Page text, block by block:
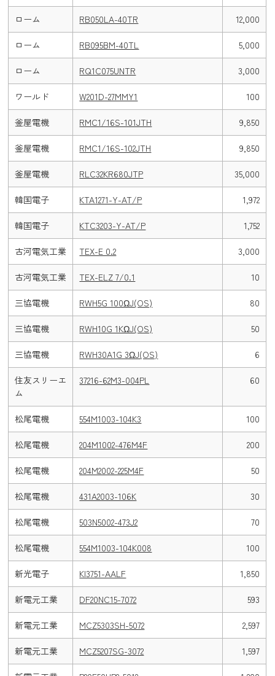
ローム RB050LA-40TR 12,000
ローム RB095BM-40TL 5,000
ローム RQ1C075UNTR 3,000
ワールド W201D-27MMY1 100
釜屋電機 RMC1/16S-101JTH 9,850
釜屋電機 RMC1/16S-102JTH 9,850
釜屋電機 RLC32KR680JTP 35,000
韓国電子 KTA1271-Y-AT/P 1,972
韓国電子 KTC3203-Y-AT/P 1,752
古河電気工業 TEX-E 0.2 3,000
古河電気工業 TEX-ELZ 7/0.1 10
三協電機 RWH5G 100ΩJ(OS) 80
三協電機 RWH10G 1KΩJ(OS) 50
三協電機 RWH30A1G 3ΩJ(OS) 6
住友スリーエ
ム
37216-62M3-004PL 60
松尾電機 554M1003-104K3 100
松尾電機 204M1002-476M4F 200
松尾電機 204M2002-225M4F 50
松尾電機 431A2003-106K 30
松尾電機 503N5002-473J2 70
松尾電機 554M1003-104K008 100
新光電子 KI3751-AALF 1,850
新電元工業 DF20NC15-7072 593
新電元工業 MCZ5303SH-5072 2,597
新電元工業 MCZ5207SG-3072 1,597